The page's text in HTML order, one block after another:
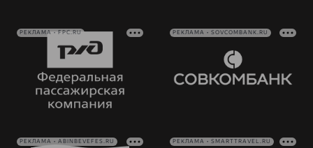
РЕКЛАМА • FPC.RU РЕКЛАМА • SOVCOMBANK.RU
РЕКЛАМА • ABINBEVEFES.RU РЕКЛАМА • SMARTTRAVEL.RU